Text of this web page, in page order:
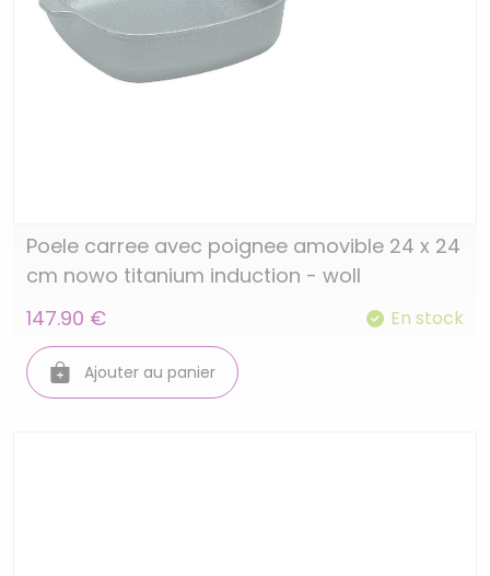
Poele carree avec poignee amovible 24 x 24
cm nowo titanium induction - woll
147.90 €
En stock
Ajouter au panier